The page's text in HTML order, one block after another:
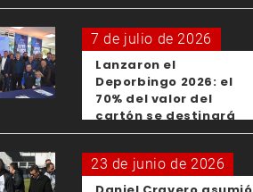
7 de julio de 2026
Lanzaron el
Deporbingo 2026: el
70% del valor del
cartón se destinará
para los clubes
23 de junio de 2026